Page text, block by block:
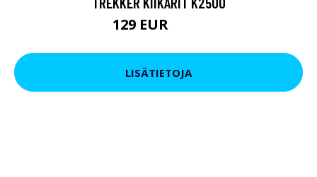
129 EUR
LISÄTIETOJA